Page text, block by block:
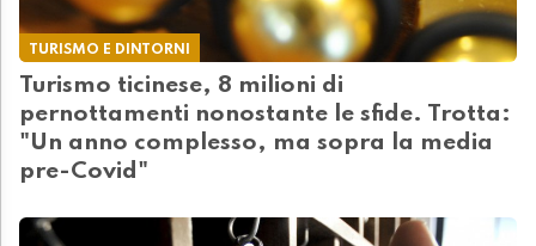
TURISMO E DINTORNI
Turismo ticinese, 8 milioni di
pernottamenti nonostante le sfide. Trotta:
"Un anno complesso, ma sopra la media
pre-Covid"